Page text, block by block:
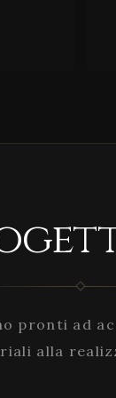
pronti ad
alla